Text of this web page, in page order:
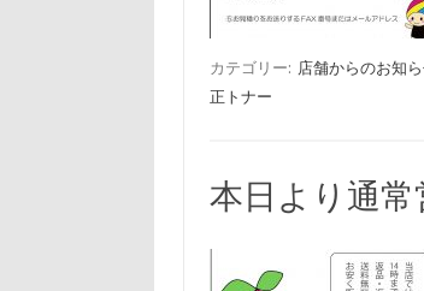
カテゴリー: 店舗からのお知
正トナー
本日より通常